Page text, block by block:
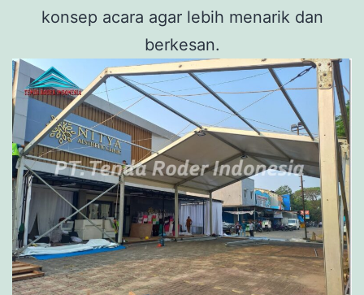
konsep acara agar lebih menarik dan
berkesan.